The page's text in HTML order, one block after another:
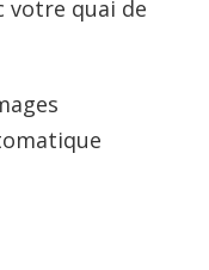
votre quai de